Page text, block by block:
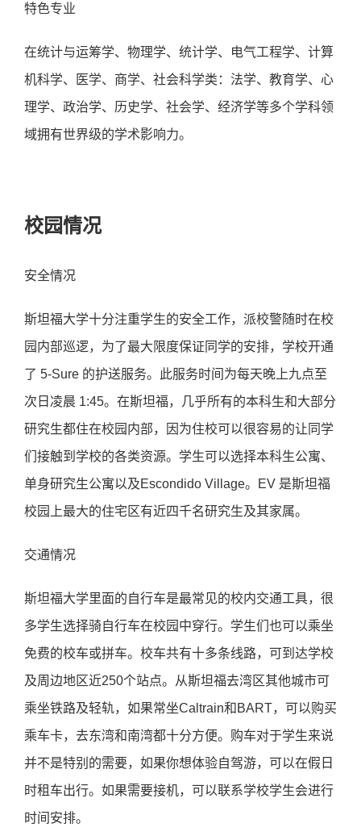
特色专业
在统计与运筹学、物理学、统计学、电气工程学、计算
机科学、医学、商学、社会科学类：法学、教育学、心
理学、政治学、历史学、社会学、经济学等多个学科领
域拥有世界级的学术影响力。
校园情况
安全情况
斯坦福大学十分注重学生的安全工作，派校警随时在校
园内部巡逻，为了最大限度保证同学的安排，学校开通
了 5-Sure 的护送服务。此服务时间为每天晚上九点至
次日凌晨 1:45。在斯坦福，几乎所有的本科生和大部分
研究生都住在校园内部，因为住校可以很容易的让同学
们接触到学校的各类资源。学生可以选择本科生公寓、
单身研究生公寓以及Escondido Village。EV 是斯坦福
校园上最大的住宅区有近四千名研究生及其家属。
交通情况
斯坦福大学里面的自行车是最常见的校内交通工具，很
多学生选择骑自行车在校园中穿行。学生们也可以乘坐
免费的校车或拼车。校车共有十多条线路，可到达学校
及周边地区近250个站点。从斯坦福去湾区其他城市可
乘坐铁路及轻轨，如果常坐Caltrain和BART，可以购买
乘车卡，去东湾和南湾都十分方便。购车对于学生来说
并不是特别的需要，如果你想体验自驾游，可以在假日
时租车出行。如果需要接机，可以联系学校学生会进行
时间安排。